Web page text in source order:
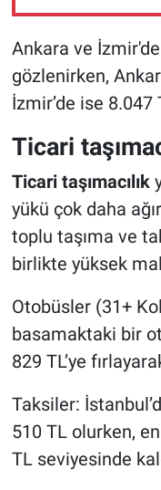
Ankara ve
gözlenirken,
İzmir’de ise
Ticari
Ticari taşımacılık
yükü çok daha
toplu taşıma ve
birlikte yüksek
Otobüsler (31+
basamaktaki bir
829 TL’ye
Taksiler:
510 TL olurken,
TL seviyesinde